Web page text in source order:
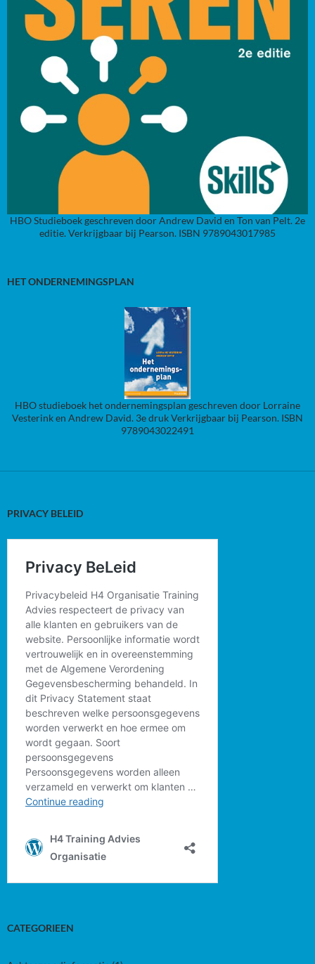
HBO Studieboek geschreven door Andrew David en Ton van Pelt. 2e
editie. Verkrijgbaar bij Pearson. ISBN 9789043017985
HET ONDERNEMINGSPLAN
HBO studieboek het ondernemingsplan geschreven door Lorraine
Vesterink en Andrew David. 3e druk Verkrijgbaar bij Pearson. ISBN
9789043022491
PRIVACY BELEID
CATEGORIEEN